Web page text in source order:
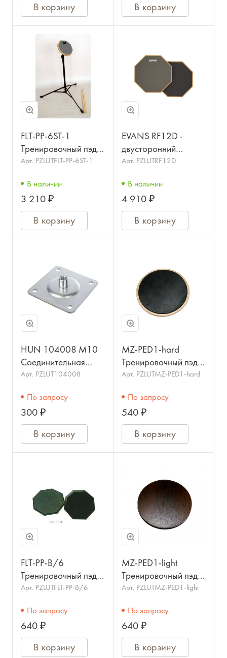
В корзину
В корзину
FLT-PP-6ST-1
Тренировочный пэд
со стойкой и сумкой,
Арт. PZLUTFLT-PP-6ST-1
В наличии
3 210 ₽
В корзину
EVANS RF12D -
двусторонний
тренировочный пэд
Арт. PZLUTRF12D
В наличии
4 910 ₽
В корзину
HUN 104008 M10
Соединительная
пластинка для стойки
пэда, 70х70мм,
сталь
Арт. PZLUT104008
По запросу
300 ₽
В корзину
MZ-PED1-hard
Тренировочный пэд,
жесткий, MEZZO
Арт. PZLUTMZ-PED1-hard
По запросу
540 ₽
В корзину
FLT-PP-B/6
Тренировочный пэд
LUTNER
Арт. PZLUTFLT-PP-B/6
По запросу
640 ₽
В корзину
MZ-PED1-light
Тренировочный пэд,
мягкий, MEZZO
Арт. PZLUTMZ-PED1-light
По запросу
640 ₽
В корзину